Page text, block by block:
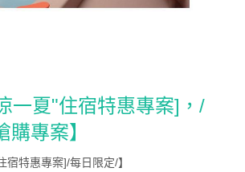
一夏"住宿特惠專案]，/
專案】
宿特惠專案]/每日限定/】